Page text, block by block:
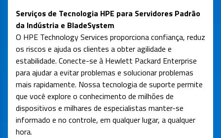
Serviços de Tecnologia HPE para Servidores Padrão
da Indústria e BladeSystem
O HPE Technology Services proporciona confiança, reduz
os riscos e ajuda os clientes a obter agilidade e
estabilidade. Conecte-se à Hewlett Packard Enterprise
para ajudar a evitar problemas e solucionar problemas
mais rapidamente. Nossa tecnologia de suporte permite
que você explore o conhecimento de milhões de
dispositivos e milhares de especialistas manter-se
informado e no controle, em qualquer lugar, a qualquer
hora.